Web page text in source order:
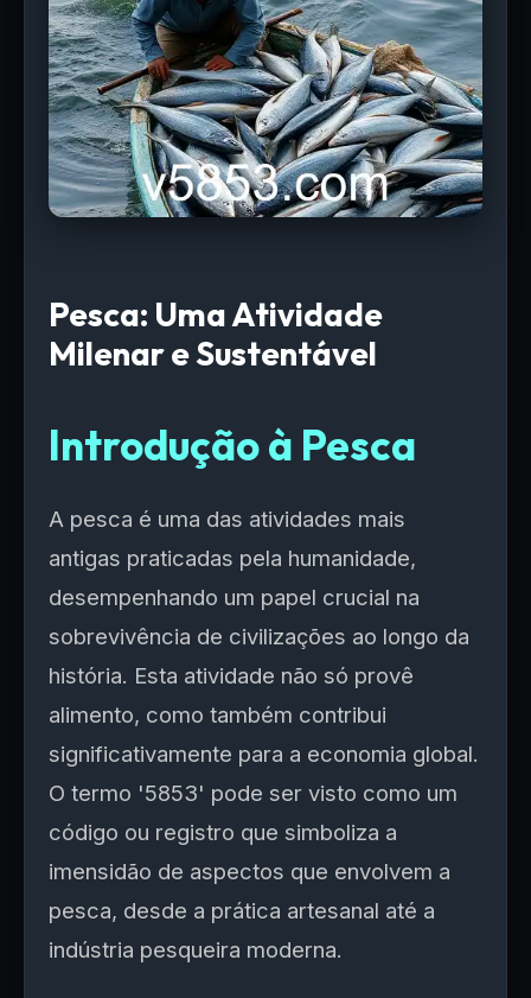
Pesca: Uma Atividade
Milenar e Sustentável
Introdução à Pesca
A pesca é uma das atividades mais
antigas praticadas pela humanidade,
desempenhando um papel crucial na
sobrevivência de civilizações ao longo da
história. Esta atividade não só provê
alimento, como também contribui
significativamente para a economia global.
O termo '5853' pode ser visto como um
código ou registro que simboliza a
imensidão de aspectos que envolvem a
pesca, desde a prática artesanal até a
indústria pesqueira moderna.